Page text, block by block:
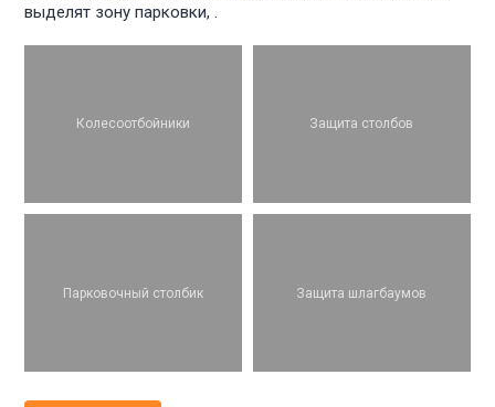
выделят зону парковки, .
Колесоотбойники Защита столбов
Парковочный столбик Защита шлагбаумов